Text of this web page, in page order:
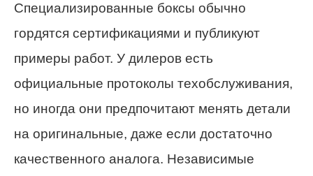
Специализированные боксы обычно
гордятся сертификациями и публикуют
примеры работ. У дилеров есть
официальные протоколы техобслуживания,
но иногда они предпочитают менять детали
на оригинальные, даже если достаточно
качественного аналога. Независимые